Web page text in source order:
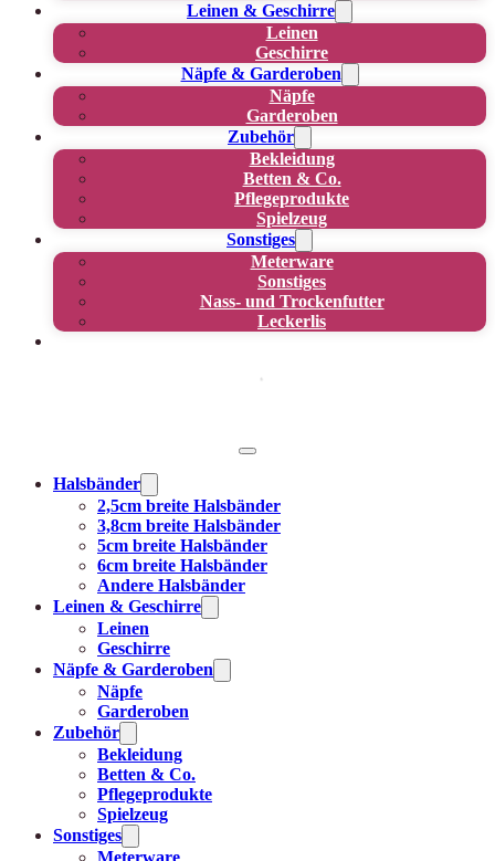
Leinen & Geschirre
Leinen
Geschirre
Näpfe & Garderoben
Näpfe
Garderoben
Zubehör
Bekleidung
Betten & Co.
Pflegeprodukte
Spielzeug
Sonstiges
Meterware
Sonstiges
Nass- und Trockenfutter
Leckerlis
Halsbänder
2,5cm breite Halsbänder
3,8cm breite Halsbänder
5cm breite Halsbänder
6cm breite Halsbänder
Andere Halsbänder
Leinen & Geschirre
Leinen
Geschirre
Näpfe & Garderoben
Näpfe
Garderoben
Zubehör
Bekleidung
Betten & Co.
Pflegeprodukte
Spielzeug
Sonstiges
Meterware